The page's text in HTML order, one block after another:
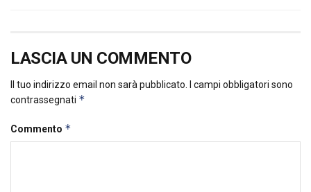
LASCIA UN COMMENTO
Il tuo indirizzo email non sarà pubblicato.
I campi obbligatori sono
contrassegnati *
Commento *